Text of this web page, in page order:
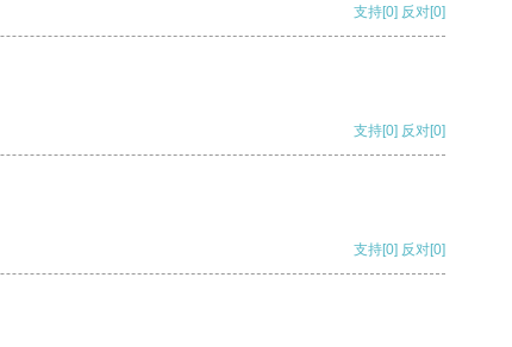
支持[0] 反对[0]
支持[0] 反对[0]
支持[0] 反对[0]